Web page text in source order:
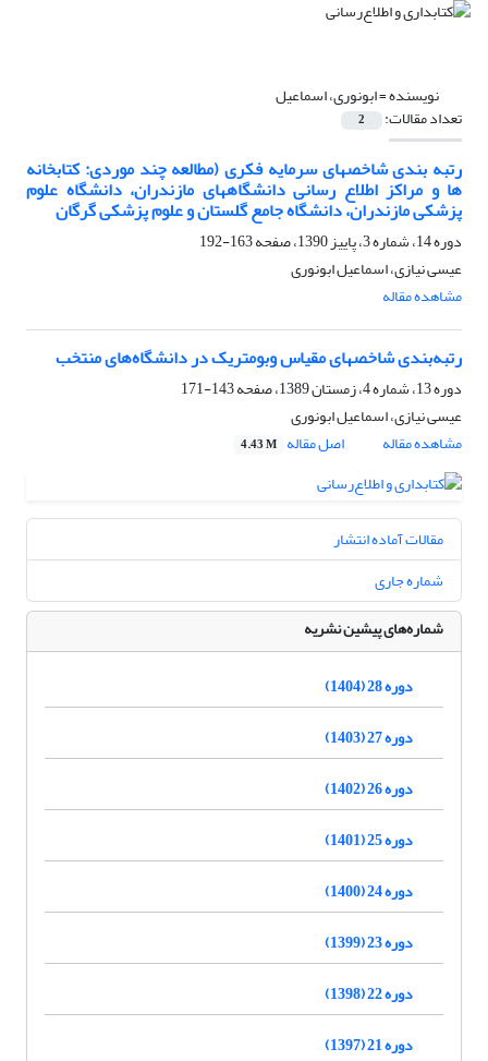
نویسنده =ابونوری، اسماعیل
تعداد مقالات: 2
رتبه بندی شاخصهای سرمایه فکری (مطالعه چند موردی: کتابخانه
ها و مراکز اطلاع رسانی دانشگاههای مازندران، دانشگاه علوم
پزشکی مازندران، دانشگاه جامع گلستان و علوم پزشکی گرگان
دوره 14، شماره 3، پاییز 1390، صفحه
163-192
عیسی نیازی، اسماعیل ابونوری
مشاهده مقاله
رتبه‌بندی شاخصهای مقیاس وبومتریک در دانشگاه‌های منتخب
دوره 13، شماره 4، زمستان 1389، صفحه
143-171
عیسی نیازی، اسماعیل ابونوری
مشاهده مقاله
اصل مقاله 4.43 M
مقالات آماده انتشار
شماره جاری
شماره‌های پیشین نشریه
دوره 28 (1404)
دوره 27 (1403)
دوره 26 (1402)
دوره 25 (1401)
دوره 24 (1400)
دوره 23 (1399)
دوره 22 (1398)
دوره 21 (1397)